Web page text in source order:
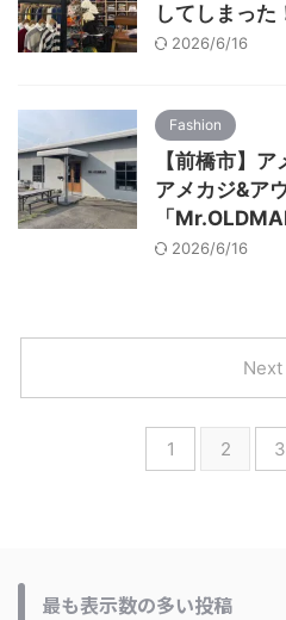
してしまった
2026/6/16
Fashion
【前橋市】
アメカジ&ア
「
2026/6/16
1 2 3
Next
最も表示数の多い投稿